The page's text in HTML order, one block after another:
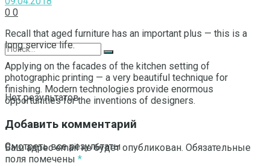
Нет результатов
Смотреть все результаты
0 0
Recall that aged furniture has an important plus — this is a
long service life.
Applying on the facades of the kitchen setting of
photographic printing — a very beautiful technique for
finishing. Modern technologies provide enormous
opportunities for the inventions of designers.
Добавить комментарий
Ваш адрес email не будет опубликован. Обязательные
поля помечены *